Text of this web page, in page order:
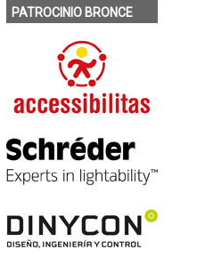
PATROCINIO BRONCE